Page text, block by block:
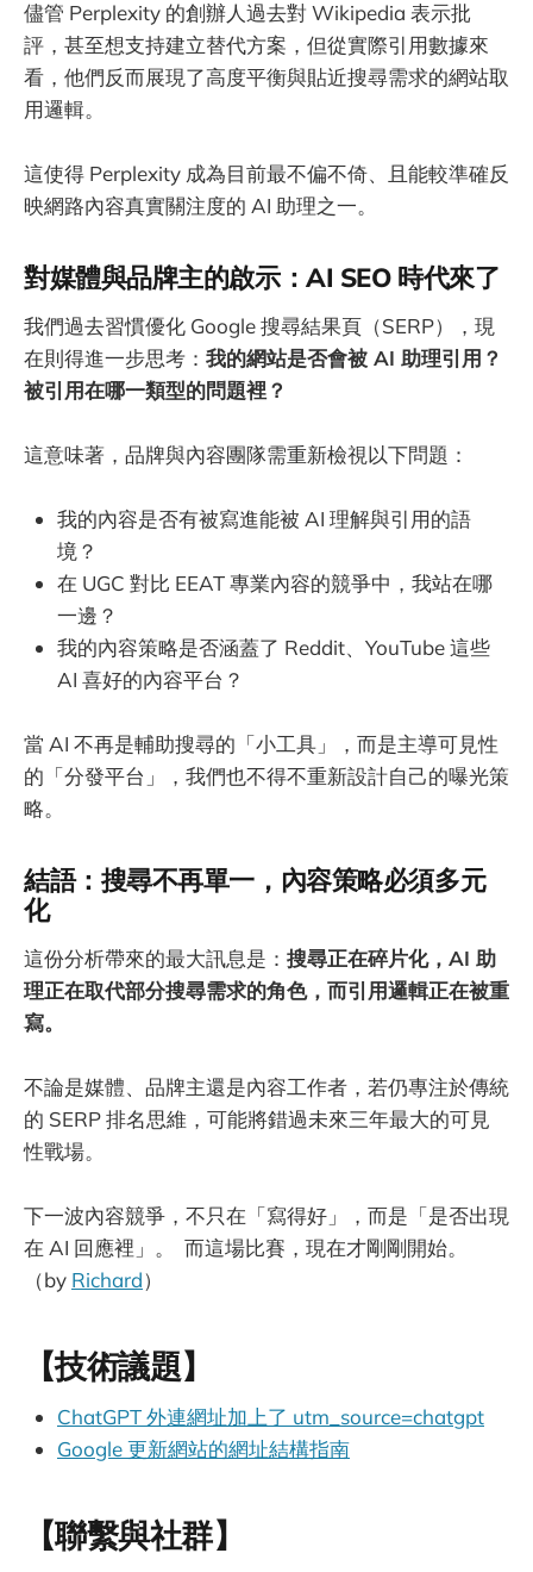
儘管 Perplexity 的創辦人過去對 Wikipedia 表示批
評，甚至想支持建立替代方案，但從實際引用數據來
看，他們反而展現了高度平衡與貼近搜尋需求的網站取
用邏輯。
這使得 Perplexity 成為目前最不偏不倚、且能較準確反
映網路內容真實關注度的 AI 助理之一。
對媒體與品牌主的啟示：AI SEO 時代來了
我們過去習慣優化 Google 搜尋結果頁（SERP），現
在則得進一步思考： 我的網站是否會被 AI 助理引用？
被引用在哪一類型的問題裡？
這意味著，品牌與內容團隊需重新檢視以下問題：
我的內容是否有被寫進能被 AI 理解與引用的語
境？
在 UGC 對比 EEAT 專業內容的競爭中，我站在哪
一邊？
我的內容策略是否涵蓋了 Reddit、YouTube 這些
AI 喜好的內容平台？
當 AI 不再是輔助搜尋的「小工具」，而是主導可見性
的「分發平台」，我們也不得不重新設計自己的曝光策
略。
結語：搜尋不再單一，內容策略必須多元
化
這份分析帶來的最大訊息是： 搜尋正在碎片化，AI 助
理正在取代部分搜尋需求的角色，而引用邏輯正在被重
寫。
不論是媒體、品牌主還是內容工作者，若仍專注於傳統
的 SERP 排名思維，可能將錯過未來三年最大的可見
性戰場。
下一波內容競爭，不只在「寫得好」，而是「是否出現
在 AI 回應裡」。 而這場比賽，現在才剛剛開始。
（by Richard）
【技術議題】
ChatGPT 外連網址加上了 utm_source=chatgpt
Google 更新網站的網址結構指南
【聯繫與社群】